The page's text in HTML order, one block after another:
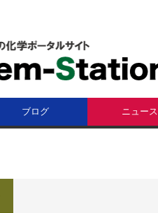
ブログ ニュース